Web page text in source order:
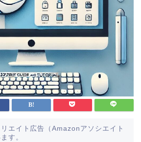
エイト広告（Amazonアソシエイト
す。